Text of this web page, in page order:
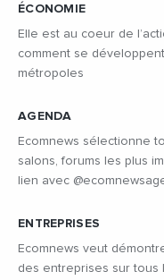
ÉCONOMIE
Elle est au coeur de
comment se
métropoles
AGENDA
Ecomnews sélectionne
salons, forums les plus
lien avec
ENTREPRISES
Ecomnews veut
des entreprises sur tous